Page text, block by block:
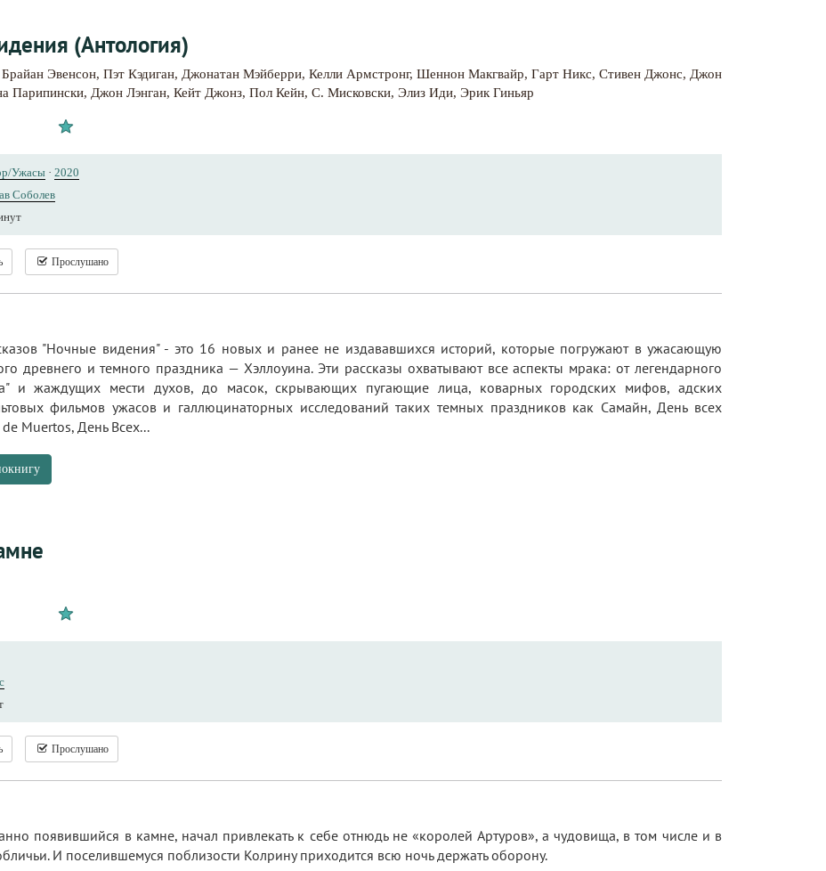
(Антология)
Брайан Эвенсон, Пэт Кэдиган, Джонатан Мэйберри, Келли Армстронг, Шеннон Макгвайр, Гарт Никс, Стивен Джонс, Джон
Парипински, Джон Лэнган, Кейт Джонз, Пол Кейн, С. Мисковски, Элиз Иди, Эрик Гиньяр
Ужасы · 2020
Соболев
Прослушано
"Ночные видения" - это 16 новых и ранее не издававшихся историй, которые погружают в ужасающую
древнего и темного праздника — Хэллоуина. Эти рассказы охватывают все аспекты мрака: от легендарного
и жаждущих мести духов, до масок, скрывающих пугающие лица, коварных городских мифов, адских
фильмов ужасов и галлюцинаторных исследований таких темных праздников как Самайн, День всех
Muertos, День Всех...
Прослушано
появившийся в камне, начал привлекать к себе отнюдь не «королей Артуров», а чудовища, в том числе и в
И поселившемуся поблизости Колрину приходится всю ночь держать оборону.